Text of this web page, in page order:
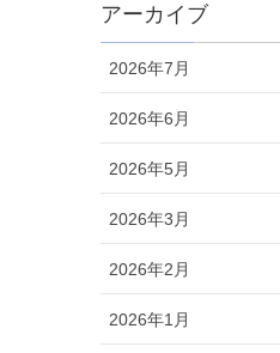
アーカイブ
2026年7月
2026年6月
2026年5月
2026年3月
2026年2月
2026年1月